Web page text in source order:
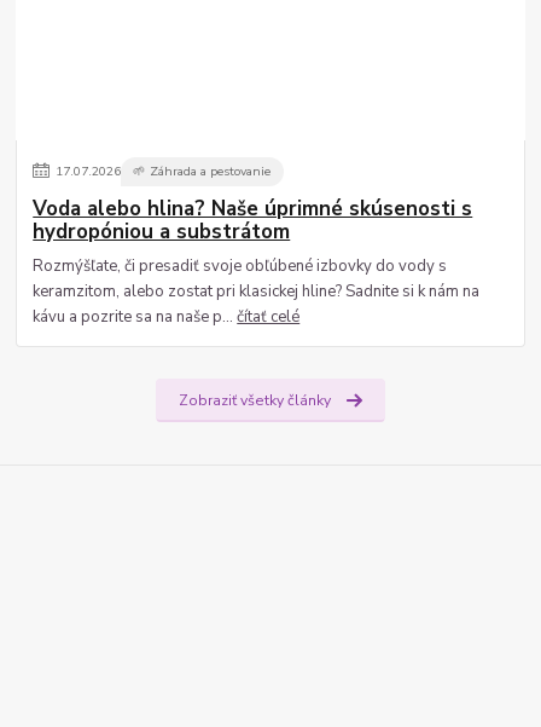
17.07.2026 🌱 Záhrada a pestovanie
Voda alebo hlina? Naše úprimné skúsenosti s
hydropóniou a substrátom
Rozmýšľate, či presadiť svoje obľúbené izbovky do vody s
keramzitom, alebo zostat pri klasickej hline? Sadnite si k nám na
kávu a pozrite sa na naše p...čítať celé
Zobraziť všetky články